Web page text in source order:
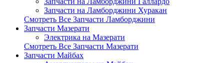
Запчасти на Ламборджини Хуракан
Смотреть Все Запчасти Ламборджини
Запчасти Мазерати
Электрика на Мазерати
Смотреть Все Запчасти Мазерати
Запчасти Майбах